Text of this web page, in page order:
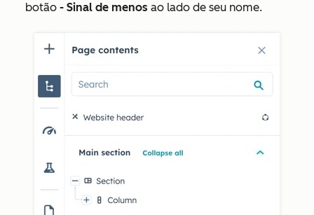
botão - Sinal de menos ao lado de seu nome.